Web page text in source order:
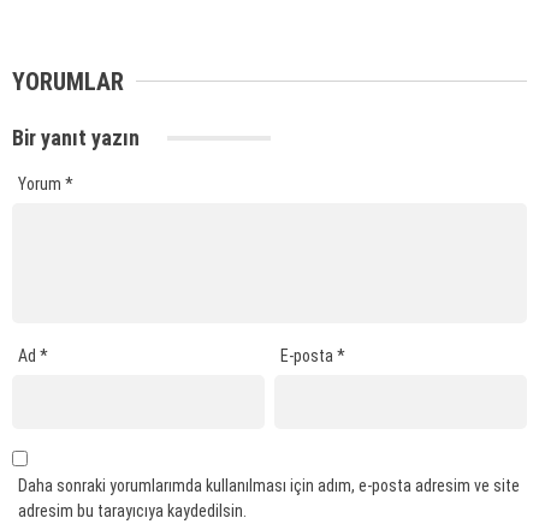
YORUMLAR
Bir yanıt yazın
Yorum *
Ad * E-posta*
Daha sonraki yorumlarımda kullanılması için adım, e-posta adresim ve site
adresim bu tarayıcıya kaydedilsin.